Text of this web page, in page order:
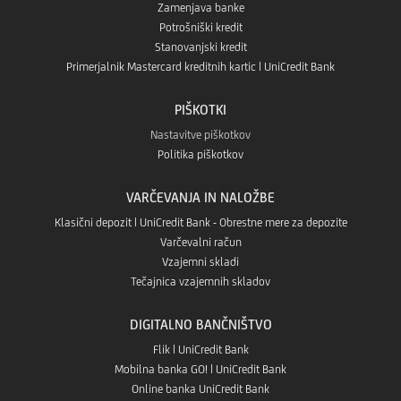
store
App
Zamenjava banke
Potrošniški kredit
Stanovanjski kredit
Primerjalnik Mastercard kreditnih kartic | UniCredit Bank
PIŠKOTKI
Nastavitve piškotkov
Politika piškotkov
VARČEVANJA IN NALOŽBE
Klasični depozit | UniCredit Bank - Obrestne mere za depozite
Varčevalni račun
Vzajemni skladi
Tečajnica vzajemnih skladov
DIGITALNO BANČNIŠTVO
Flik | UniCredit Bank
Mobilna banka GO! | UniCredit Bank
Online banka UniCredit Bank